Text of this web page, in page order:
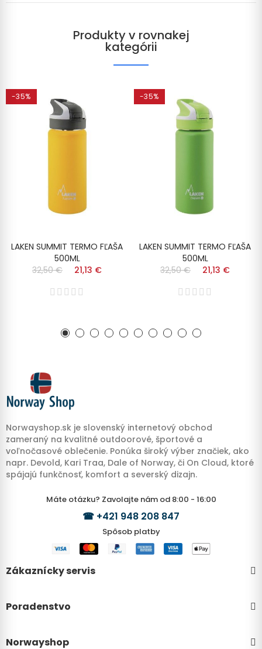
Produkty v rovnakej
kategórii
-35%
LAKEN SUMMIT TERMO FĽAŠA
500ML
32,50 €
21,13 €
-35%
LAKEN SUMMIT TERMO FĽAŠA
500ML
32,50 €
21,13 €
Norwayshop.sk je slovenský internetový obchod
zameraný na kvalitné outdoorové, športové a
voľnočasové oblečenie. Ponúka široký výber značiek, ako
napr. Devold, Kari Traa, Dale of Norway, či On Cloud, ktoré
spájajú funkčnosť, komfort a severský dizajn.
Máte otázku? Zavolajte nám od 8:00 - 16:00
☎ +421 948 208 847
Spôsob platby
Zákaznícky servis
Poradenstvo
Norwayshop